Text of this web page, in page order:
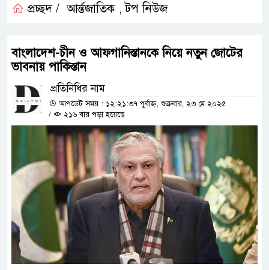
প্রচ্ছদ / আর্ন্তজাতিক ,টপ নিউজ
বাংলাদেশ-চীন ও আফগানিস্তানকে নিয়ে নতুন জোটের
ভাবনায় পাকিস্তান
প্রতিনিধির নাম
আপডেট সময় : ১২:২১:৩৭ পূর্বাহ্ন, শুক্রবার, ২৩ মে ২০২৫
/
২১৬ বার পড়া হয়েছে